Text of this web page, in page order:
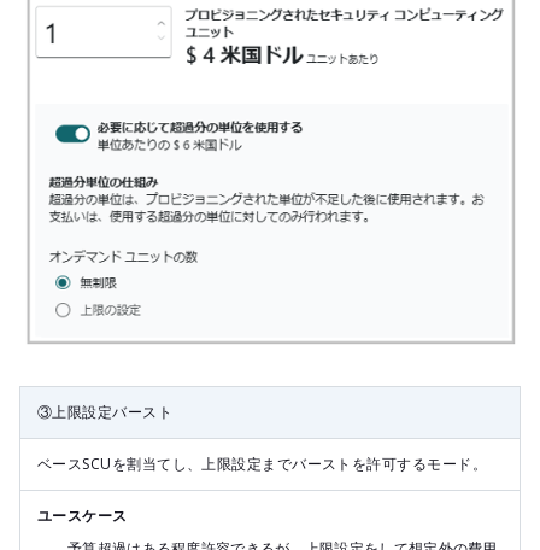
③上限設定バースト
ベースSCUを割当てし、上限設定までバーストを許可するモード。
ユースケース